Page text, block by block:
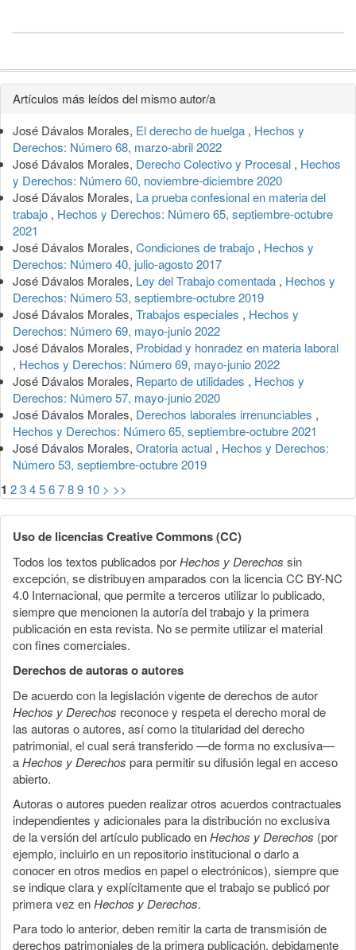
Detalles
del
artículo
Artículos más leídos del mismo autor/a
José Dávalos Morales, El derecho de huelga , Hechos y
Derechos: Número 68, marzo-abril 2022
José Dávalos Morales, Derecho Colectivo y Procesal , Hechos
y Derechos: Número 60, noviembre-diciembre 2020
José Dávalos Morales, La prueba confesional en materia del
trabajo , Hechos y Derechos: Número 65, septiembre-octubre
2021
José Dávalos Morales, Condiciones de trabajo , Hechos y
Derechos: Número 40, julio-agosto 2017
José Dávalos Morales, Ley del Trabajo comentada , Hechos y
Derechos: Número 53, septiembre-octubre 2019
José Dávalos Morales, Trabajos especiales , Hechos y
Derechos: Número 69, mayo-junio 2022
José Dávalos Morales, Probidad y honradez en materia laboral
, Hechos y Derechos: Número 69, mayo-junio 2022
José Dávalos Morales, Reparto de utilidades , Hechos y
Derechos: Número 57, mayo-junio 2020
José Dávalos Morales, Derechos laborales irrenunciables ,
Hechos y Derechos: Número 65, septiembre-octubre 2021
José Dávalos Morales, Oratoria actual , Hechos y Derechos:
Número 53, septiembre-octubre 2019
1 23456789 10 > >>
Uso de licencias Creative Commons (CC)
Todos los textos publicados porHechos y Derechos sin
excepción, se distribuyen amparados con la licencia CC BY-NC
4.0 Internacional, que permite a terceros utilizar lo publicado,
siempre que mencionen la autoría del trabajo y la primera
publicación en esta revista. No se permite utilizar el material
con fines comerciales.
Derechos de autoras o autores
De acuerdo con la legislación vigente de derechos de autor
Hechos y Derechos reconoce y respeta el derecho moral de
las autoras o autores, así como la titularidad del derecho
patrimonial, el cual será transferido —de forma no exclusiva—
aHechos y Derechos para permitir su difusión legal en acceso
abierto.
Autoras o autores pueden realizar otros acuerdos contractuales
independientes y adicionales para la distribución no exclusiva
de la versión del artículo publicado enHechos y Derechos (por
ejemplo, incluirlo en un repositorio institucional o darlo a
conocer en otros medios en papel o electrónicos), siempre que
se indique clara y explícitamente que el trabajo se publicó por
primera vez enHechos y Derechos.
Para todo lo anterior, deben remitir la carta de transmisión de
derechos patrimoniales de la primera publicación, debidamente